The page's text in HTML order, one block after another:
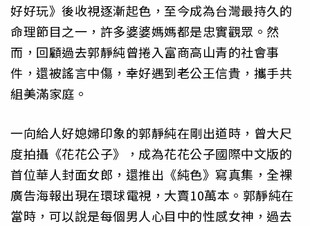
好好玩》後收視逐漸起色，至今成為台灣最持久的
命理節目之一，許多婆婆媽媽都是忠實觀眾。然
而，回顧過去郭靜純曾捲入富商高山青的社會事
件，還被謠言中傷，幸好遇到老公王信貴，攜手共
組美滿家庭。
一向給人好媳婦印象的郭靜純在剛出道時，曾大尺
度拍攝《花花公子》，成為花花公子國際中文版的
首位華人封面女郎，還推出《純色》寫真集，全裸
廣告海報出現在環球電視，大賣10萬本。郭靜純在
當時，可以說是每個男人心目中的性感女神，過去